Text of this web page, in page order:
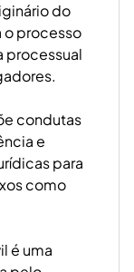
do
o processo
processual
condutas
e
para
como
é uma